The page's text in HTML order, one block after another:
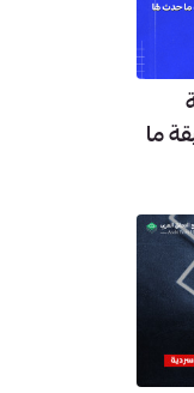
ما